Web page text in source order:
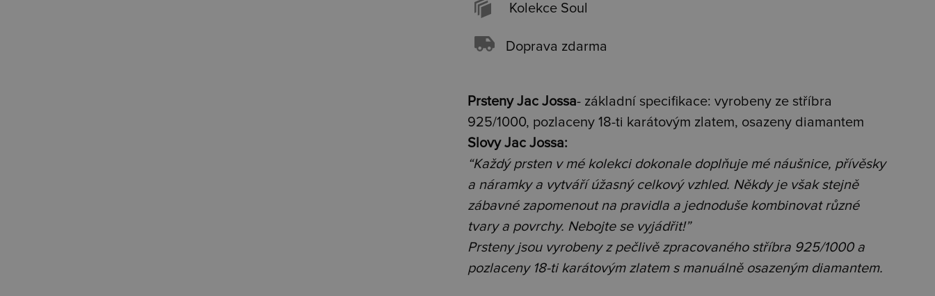
Kolekce Soul
Doprava zdarma
Prsteny Jac Jossa- základní specifikace: vyrobeny ze stříbra
925/1000, pozlaceny 18-ti karátovým zlatem, osazeny diamantem
Slovy Jac Jossa:
“Každý prsten v mé kolekci dokonale doplňuje mé náušnice, přívěsky
a náramky a vytváří úžasný celkový vzhled. Někdy je však stejně
zábavné zapomenout na pravidla a jednoduše kombinovat různé
tvary a povrchy. Nebojte se vyjádřit!”
Prsteny jsou vyrobeny z pečlivě zpracovaného stříbra 925/1000 a
pozlaceny 18-ti karátovým zlatem s manuálně osazeným diamantem.